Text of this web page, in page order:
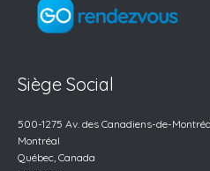
Siège Social
500-1275 Av. des Canadiens-de-
Montréal
Québec, Canada